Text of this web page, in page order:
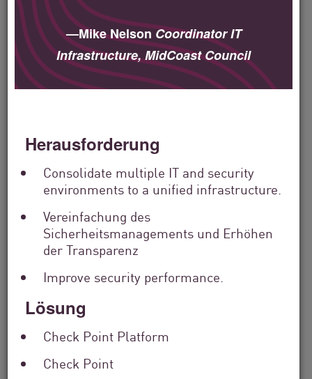
—Mike NelsonCoordinator IT
Infrastructure, MidCoast Council
Herausforderung
Consolidate multiple IT and security
environments to a unified infrastructure.
Vereinfachung des
Sicherheitsmanagements und Erhöhen
der Transparenz
Improve security performance.
Lösung
Check Point Platform
Check Point
Filter
by
Solutions
Filter
by
Industry
Search
Keyword